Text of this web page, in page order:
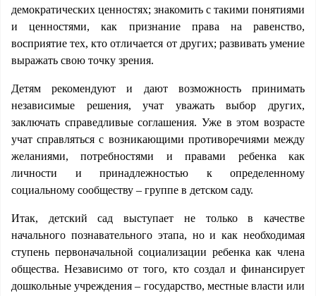
демократических ценностях; знакомить с такими понятиями
и ценностями, как признание права на равенство,
восприятие тех, кто отличается от других; развивать умение
выражать свою точку зрения.
Детям рекомендуют и дают возможность принимать
независимые решения, учат уважать выбор других,
заключать справедливые соглашения. Уже в этом возрасте
учат справляться с возникающими противоречиями между
желаниями, потребностями и правами ребенка как
личности и принадлежностью к определенному
социальному сообществу – группе в детском саду.
Итак, детский сад выступает не только в качестве
начального познавательного этапа, но и как необходимая
ступень первоначальной социализации ребенка как члена
общества. Независимо от того, кто создал и финансирует
дошкольные учреждения – государство, местные власти или